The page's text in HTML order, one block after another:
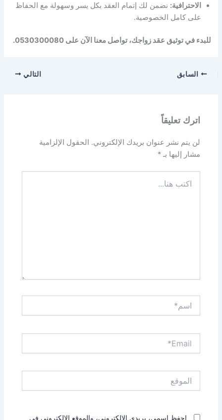
الاحترافية: نضمن لك إتمام العقد بكل يسر وسهولة مع الحفاظ
على كامل الخصوصية.
للبدء في توثيق عقد زواجك، تواصل معنا الآن على 0530300080.
السابق التالي
اترك تعليقاً
لن يتم نشر عنوان بريدك الإلكتروني.
الحقول الإلزامية
مشار إليها بـ*
هنا...
احفظ اسمي، بريدي الإلكتروني، والموقع الإلكتروني في